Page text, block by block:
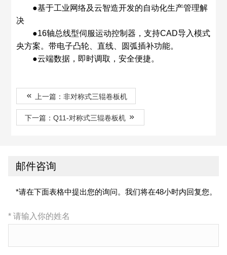
●基于工业网络及云智造开发的自动化生产管理解
决
●16轴总线型伺服运动控制器，支持CAD导入模式
央方案。带电子凸轮、直线、圆弧插补功能。
●云端数据，即时调取，安全便捷。
上一篇：非对称式三辊卷板机
下一篇：Q11-对称式三辊卷板机
邮件咨询
*请在下面表格中提出您的询问。我们将在48小时内回复您。
* 请输入你的姓名